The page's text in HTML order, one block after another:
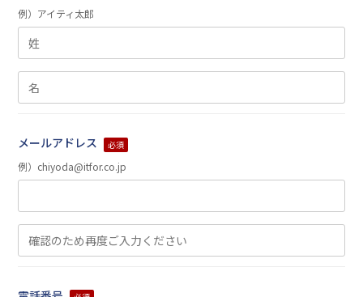
例）アイティ太郎
メールアドレス 必須
例）chiyoda@itfor.co.jp